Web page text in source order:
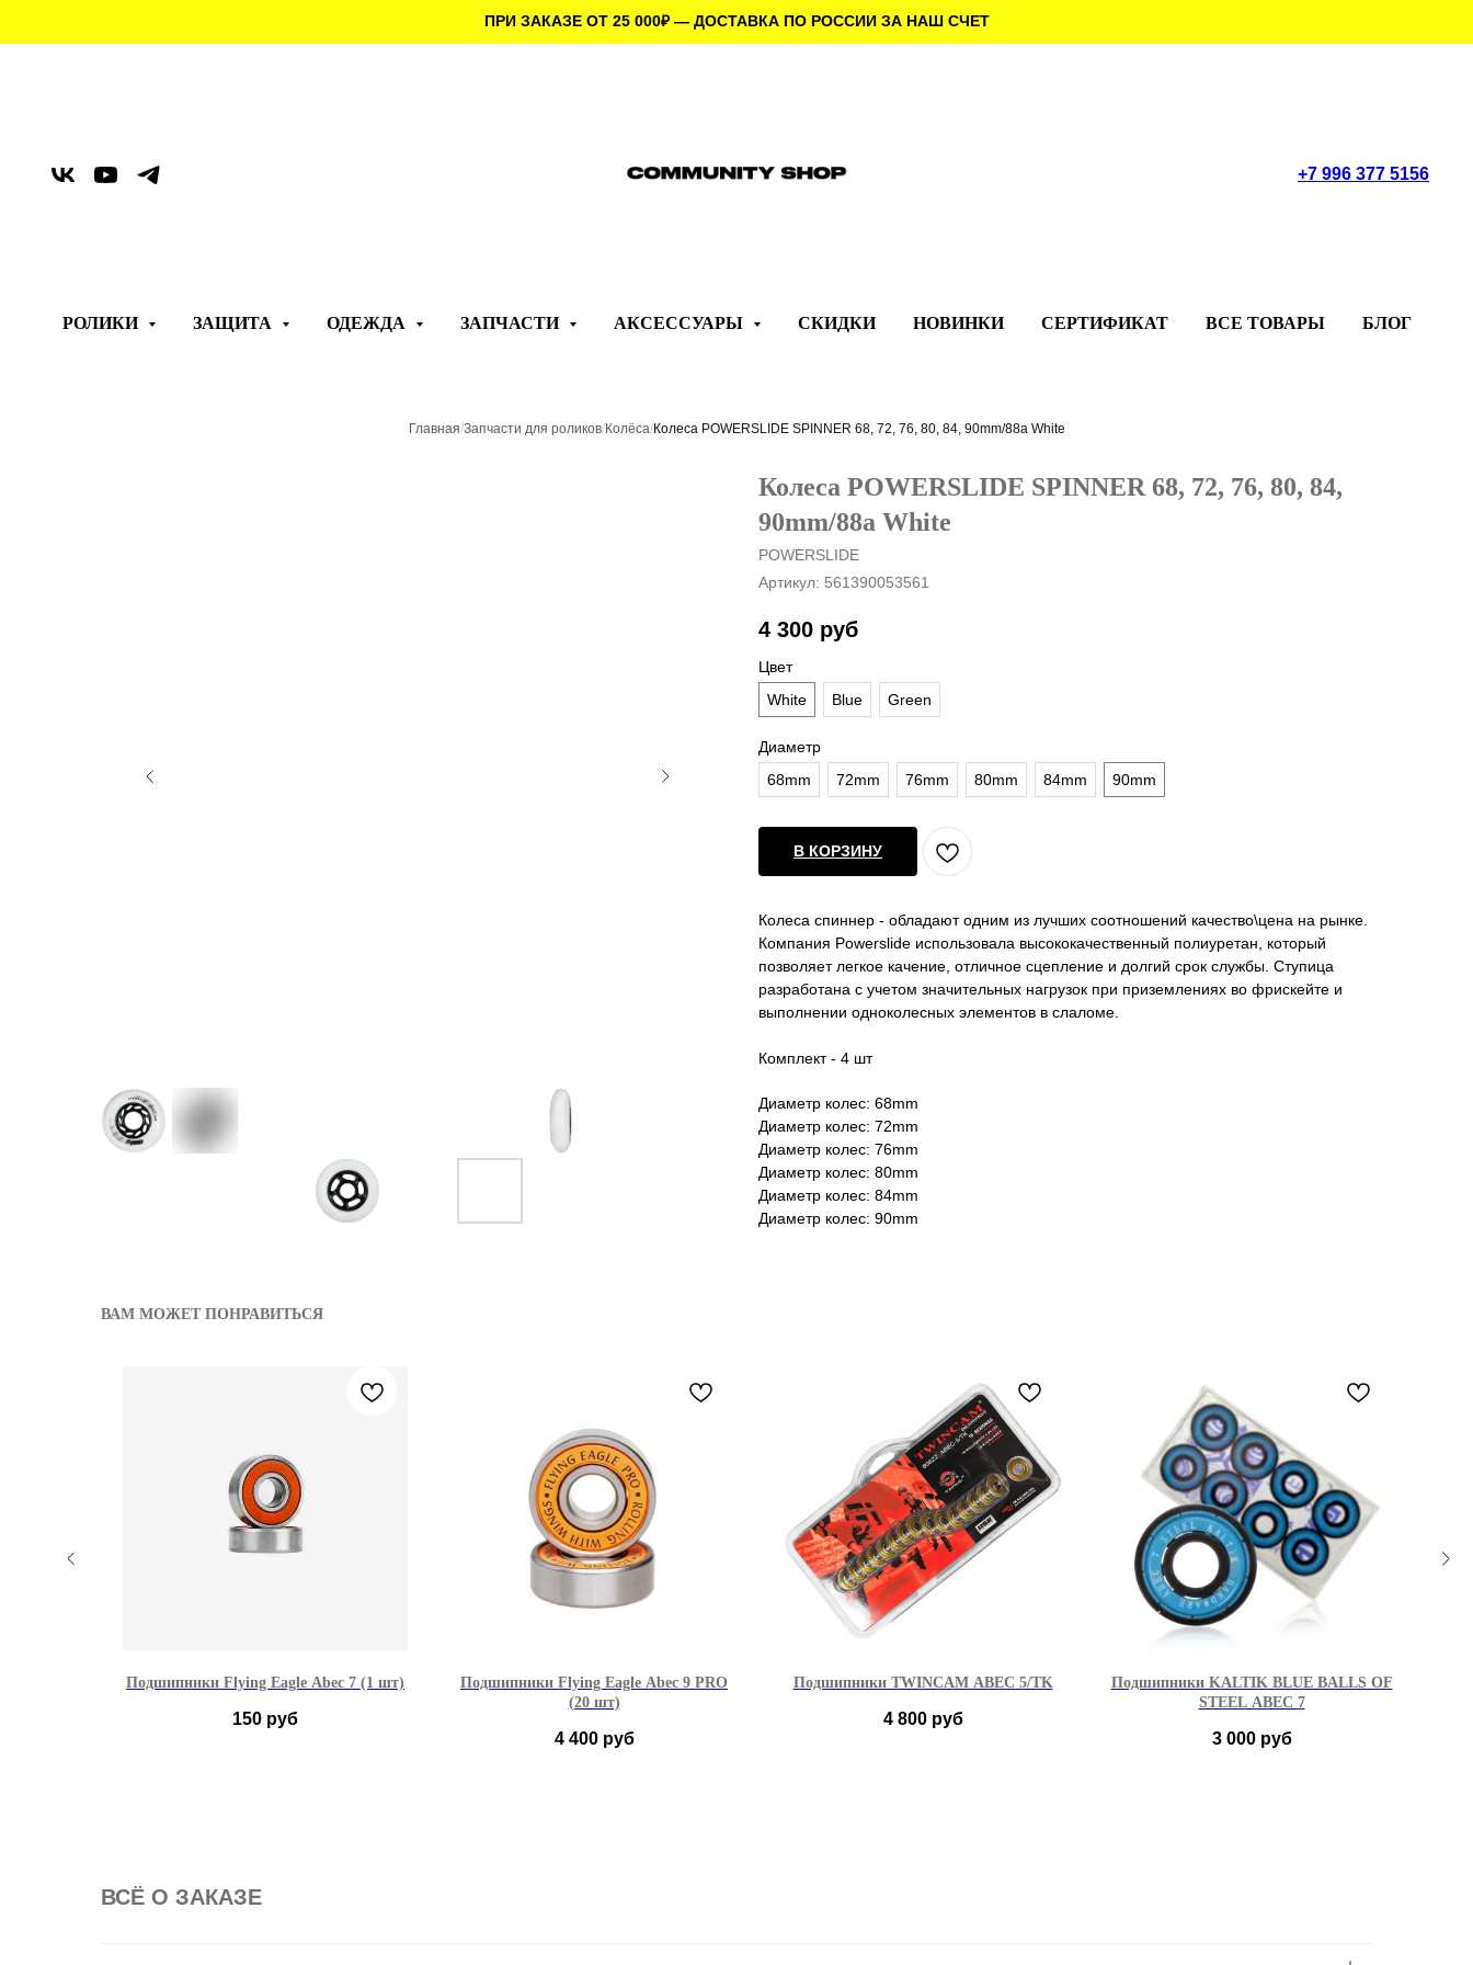
ПРИ ЗАКАЗЕ ОТ 25 000₽— ДОСТАВКА ПО РОССИИ ЗА НАШ СЧЕТ
+7 996 377 5156
РОЛИКИ ЗАЩИТА ОДЕЖДА ЗАПЧАСТИ АКСЕССУАРЫ СКИДКИ НОВИНКИ СЕРТИФИКАТ ВСЕ ТОВАРЫ БЛОГ
Главная/Запчасти для роликов/Колёса/Колеса POWERSLIDE SPINNER 68, 72, 76, 80, 84, 90mm/88a White
Колеса POWERSLIDE SPINNER 68, 72, 76, 80, 84,
90mm/88a White
POWERSLIDE
Артикул: 561390053561
4 300 руб
Цвет
White
Blue Green
Диаметр
68mm
72mm 76mm 80mm 84mm 90mm
В КОРЗИНУ
Колеса спиннер - обладают одним из лучших соотношений качество\цена на рынке.
Компания Powerslide использовала высококачественный полиуретан, который
позволяет легкое качение, отличное сцепление и долгий срок службы. Ступица
разработана с учетом значительных нагрузок при приземлениях во фрискейте и
выполнении одноколесных элементов в слаломе.
Комплект - 4 шт
Диаметр колес: 68mm
Диаметр колес: 72mm
Диаметр колес: 76mm
Диаметр колес: 80mm
Диаметр колес: 84mm
Диаметр колес: 90mm
ВАМ МОЖЕТ ПОНРАВИТЬСЯ
Подшипники Flying Eagle Abec 7 (1 шт)
150 руб
Подшипники Flying Eagle Abec 9 PRO
(20 шт)
4 400 руб
Подшипники TWINCAM ABEC 5/TK
4 800 руб
Подшипники KALTIK BLUE BALLS OF
STEEL ABEC 7
3 000 руб
ВСË О ЗАКАЗЕ